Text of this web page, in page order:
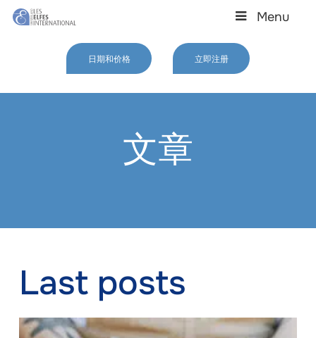
Skip
Menu
日期和价格 立即注册
文章
Last posts